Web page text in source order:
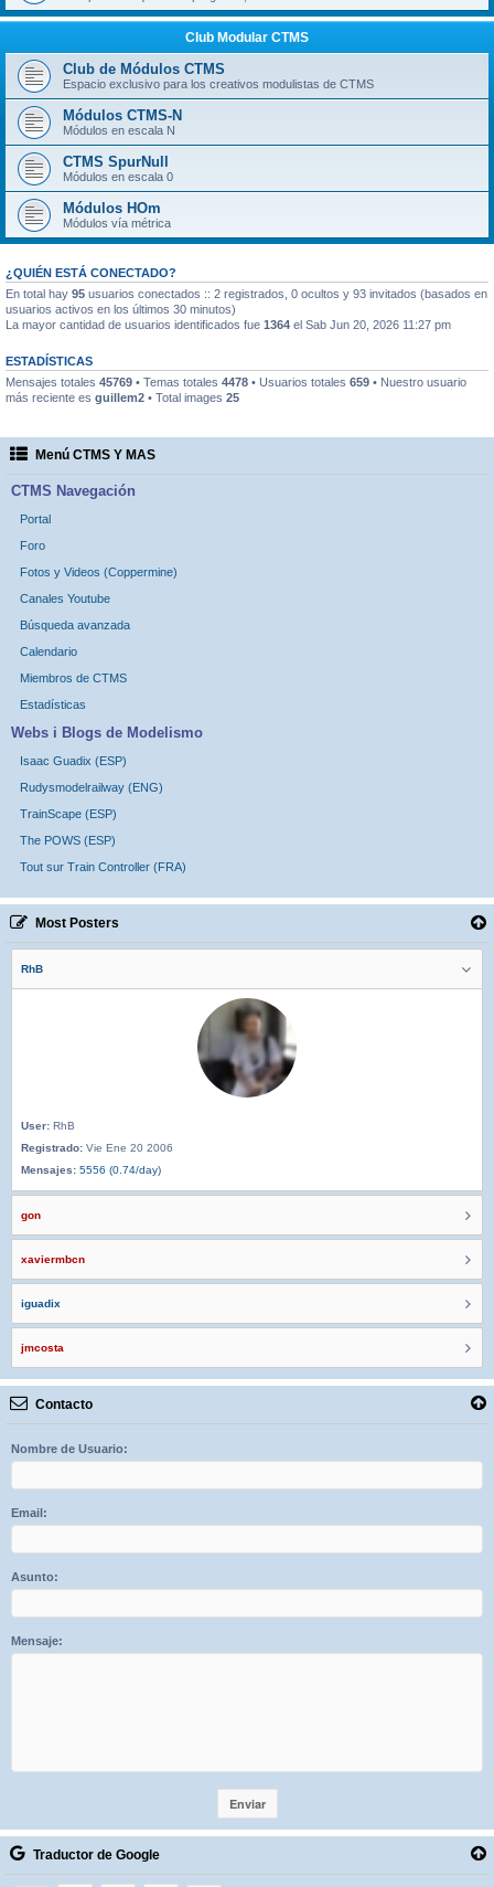
Club Modular CTMS
Club de Módulos CTMS
Espacio exclusivo para los creativos modulistas de CTMS
Módulos CTMS-N
Módulos en escala N
CTMS SpurNull
Módulos en escala 0
Módulos HOm
Módulos vía métrica
¿QUIÉN ESTÁ CONECTADO?
En total hay 95 usuarios conectados :: 2 registrados, 0 ocultos y 93 invitados (basados en
usuarios activos en los últimos 30 minutos)
La mayor cantidad de usuarios identificados fue 1364 el Sab Jun 20, 2026 11:27 pm
ESTADÍSTICAS
Mensajes totales 45769 • Temas totales 4478 • Usuarios totales 659 • Nuestro usuario
más reciente es guillem2 • Total images 25
Menú CTMS Y MAS
CTMS Navegación
Portal
Foro
Fotos y Videos (Coppermine)
Canales Youtube
Búsqueda avanzada
Calendario
Miembros de CTMS
Estadísticas
Webs i Blogs de Modelismo
Isaac Guadix (ESP)
Rudysmodelrailway (ENG)
TrainScape (ESP)
The POWS (ESP)
Tout sur Train Controller (FRA)
Most Posters
RhB
User: RhB
Registrado: Vie Ene 20 2006
Mensajes: 5556 (0.74/day)
gon
xaviermbcn
iguadix
jmcosta
Contacto
Nombre de Usuario:
Email:
Asunto:
Mensaje:
Traductor de Google